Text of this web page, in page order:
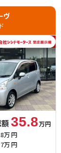
ヴ
35.8万円
万円
7万円